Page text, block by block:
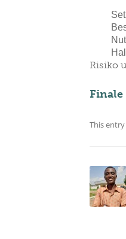
Risiko
This